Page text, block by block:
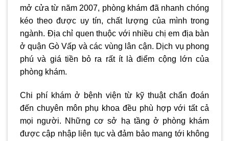
mở cửa từ năm 2007, phòng khám đã nhanh chóng
kéo theo được uy tín, chất lượng của mình trong
ngành. Địa chỉ quen thuộc với nhiều chị em địa bàn
ở quận Gò Vấp và các vùng lân cận. Dịch vụ phong
phú và giá tiền bỏ ra rất ít là điểm cộng lớn của
phòng khám.
Chi phí khám ở bệnh viện từ kỹ thuật chẩn đoán
đến chuyên môn phụ khoa đều phù hợp với tất cả
mọi người. Những cơ sở hạ tầng ở phòng khám
được cập nhập liên tục và đảm bảo mang tới không